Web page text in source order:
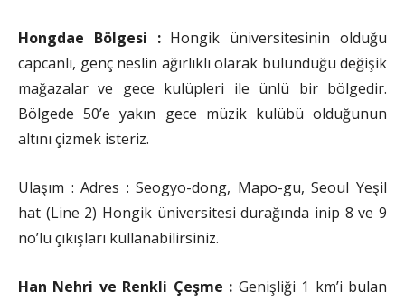
Hongdae Bölgesi :Hongik üniversitesinin olduğu
capcanlı, genç neslin ağırlıklı olarak bulunduğu değişik
mağazalar ve gece kulüpleri ile ünlü bir bölgedir.
Bölgede 50’e yakın gece müzik kulübü olduğunun
altını çizmek isteriz.
Ulaşım : Adres : Seogyo-dong, Mapo-gu, Seoul Yeşil
hat (Line 2) Hongik üniversitesi durağında inip 8 ve 9
no’lu çıkışları kullanabilirsiniz.
Han Nehri ve Renkli Çeşme : Genişliği 1 km’i bulan